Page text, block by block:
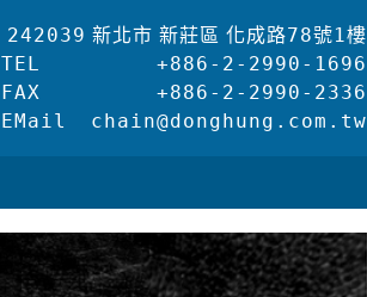
242039 新北市 新莊區 化成路78號1樓
TEL
+886-2-2990-1696
FAX
+886-2-2990-2336
EMail
chain@donghung.com.tw